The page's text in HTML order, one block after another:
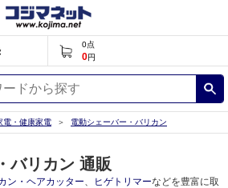
0点
0円
電・健康家電 電動シェーバー・バリカン
バリカン 通販
ン・ヘアカッター、 ヒゲトリマーなどを豊富に取